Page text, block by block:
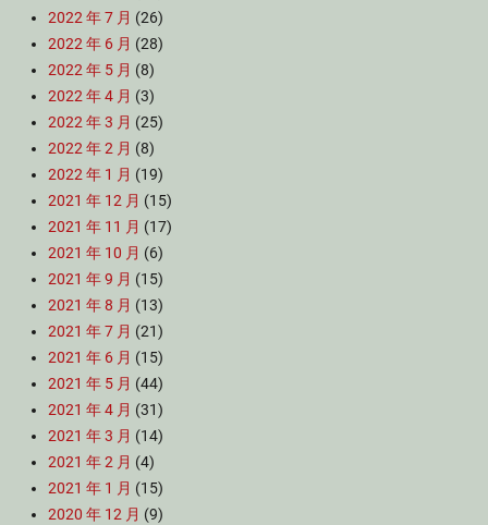
2022 年 7 月 (26)
2022 年 6 月 (28)
2022 年 5 月 (8)
2022 年 4 月 (3)
2022 年 3 月 (25)
2022 年 2 月 (8)
2022 年 1 月 (19)
2021 年 12 月 (15)
2021 年 11 月 (17)
2021 年 10 月 (6)
2021 年 9 月 (15)
2021 年 8 月 (13)
2021 年 7 月 (21)
2021 年 6 月 (15)
2021 年 5 月 (44)
2021 年 4 月 (31)
2021 年 3 月 (14)
2021 年 2 月 (4)
2021 年 1 月 (15)
2020 年 12 月 (9)